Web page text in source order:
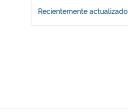
Recientemente actualizado